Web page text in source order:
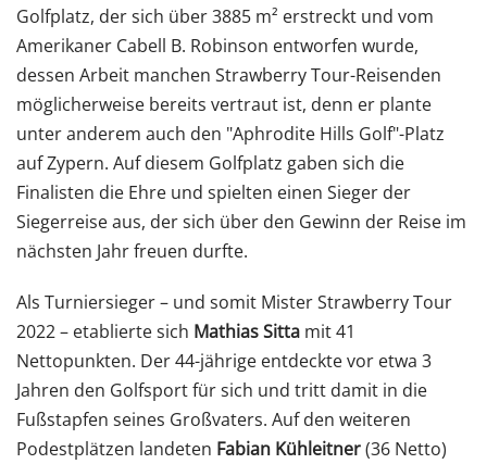
Golfplatz, der sich über 3885 m² erstreckt und vom
Amerikaner Cabell B. Robinson entworfen wurde,
dessen Arbeit manchen Strawberry Tour-Reisenden
möglicherweise bereits vertraut ist, denn er plante
unter anderem auch den "Aphrodite Hills Golf"-Platz
auf Zypern. Auf diesem Golfplatz gaben sich die
Finalisten die Ehre und spielten einen Sieger der
Siegerreise aus, der sich über den Gewinn der Reise im
nächsten Jahr freuen durfte.
Als Turniersieger – und somit Mister Strawberry Tour
2022 – etablierte sich Mathias Sitta mit 41
Nettopunkten. Der 44-jährige entdeckte vor etwa 3
Jahren den Golfsport für sich und tritt damit in die
Fußstapfen seines Großvaters. Auf den weiteren
Podestplätzen landeten Fabian Kühleitner(36 Netto)